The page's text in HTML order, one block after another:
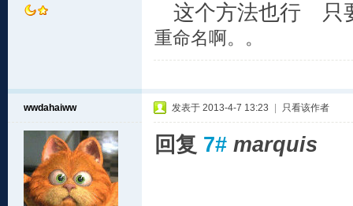
这个方法也行 只
重命名啊。。
wwdahaiww 发表于 2013-4-7 13:23 只看该作者
回复 7# marquis